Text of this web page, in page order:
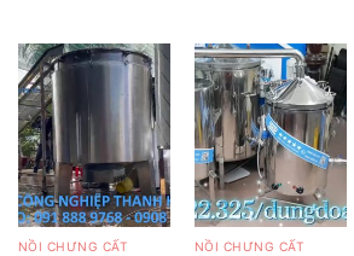
NỒI CHƯNG CẤT NỒI CHƯNG CẤT